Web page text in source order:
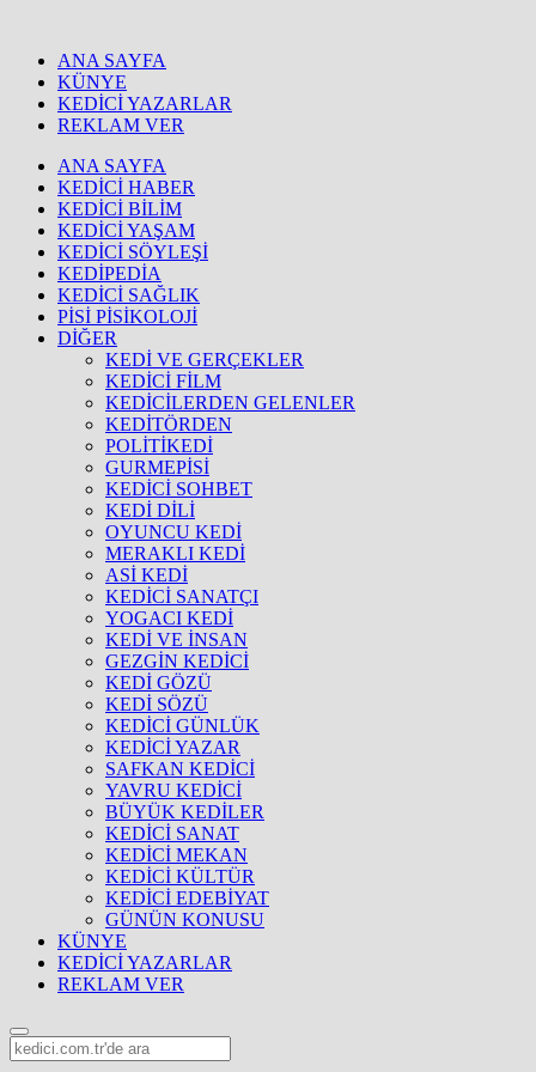
ANA SAYFA
KÜNYE
KEDİCİ YAZARLAR
REKLAM VER
ANA SAYFA
KEDİCİ HABER
KEDİCİ BİLİM
KEDİCİ YAŞAM
KEDİCİ SÖYLEŞİ
KEDİPEDİA
KEDİCİ SAĞLIK
PİSİ PİSİKOLOJİ
DİĞER
KEDİ VE GERÇEKLER
KEDİCİ FİLM
KEDİCİLERDEN GELENLER
KEDİTÖRDEN
POLİTİKEDİ
GURMEPİSİ
KEDİCİ SOHBET
KEDİ DİLİ
OYUNCU KEDİ
MERAKLI KEDİ
ASİ KEDİ
KEDİCİ SANATÇI
YOGACI KEDİ
KEDİ VE İNSAN
GEZGİN KEDİCİ
KEDİ GÖZÜ
KEDİ SÖZÜ
KEDİCİ GÜNLÜK
KEDİCİ YAZAR
SAFKAN KEDİCİ
YAVRU KEDİCİ
BÜYÜK KEDİLER
KEDİCİ SANAT
KEDİCİ MEKAN
KEDİCİ KÜLTÜR
KEDİCİ EDEBİYAT
GÜNÜN KONUSU
KÜNYE
KEDİCİ YAZARLAR
REKLAM VER